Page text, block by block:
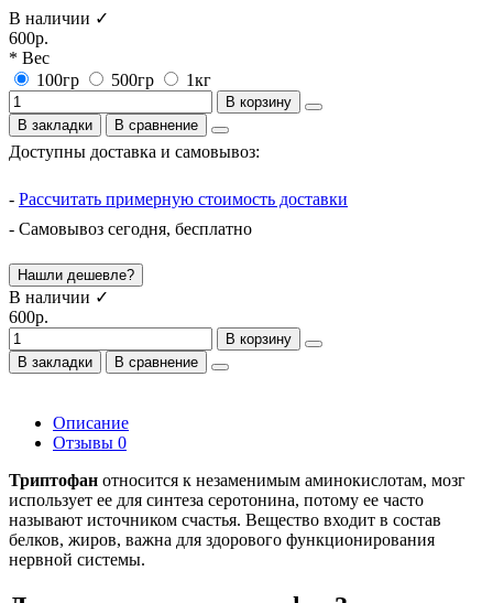
В наличии ✓
600р.
* Вес
100гр
500гр 1кг
В корзину
В закладки
В сравнение
Доступны доставка и самовывоз:
- Рассчитать примерную стоимость доставки
- Самовывоз сегодня, бесплатно
Нашли дешевле?
В наличии ✓
600р.
В корзину
В закладки
В сравнение
Описание
Отзывы 0
Триптофан относится к незаменимым аминокислотам, мозг
использует ее для синтеза серотонина, потому ее часто
называют источником счастья. Вещество входит в состав
белков, жиров, важна для здорового функционирования
нервной системы.